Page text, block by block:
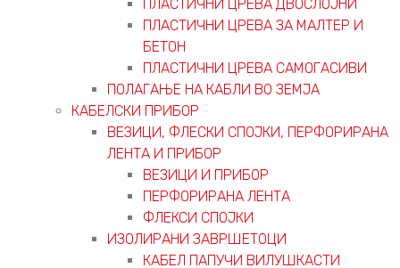
ПЛАСТИЧНИ ЦРЕВА ДВОСЛОЈНИ
ПЛАСТИЧНИ ЦРЕВА ЗА МАЛТЕР И
БЕТОН
ПЛАСТИЧНИ ЦРЕВА САМОГАСИВИ
ПОЛАГАЊЕ НА КАБЛИ ВО ЗЕМЈА
КАБЕЛСКИ ПРИБОР
ВЕЗИЦИ, ФЛЕСКИ СПОЈКИ, ПЕРФОРИРАНА
ЛЕНТА И ПРИБОР
ВЕЗИЦИ И ПРИБОР
ПЕРФОРИРАНА ЛЕНТА
ФЛЕКСИ СПОЈКИ
ИЗОЛИРАНИ ЗАВРШЕТОЦИ
КАБЕЛ ПАПУЧИ ВИЛУШКАСТИ